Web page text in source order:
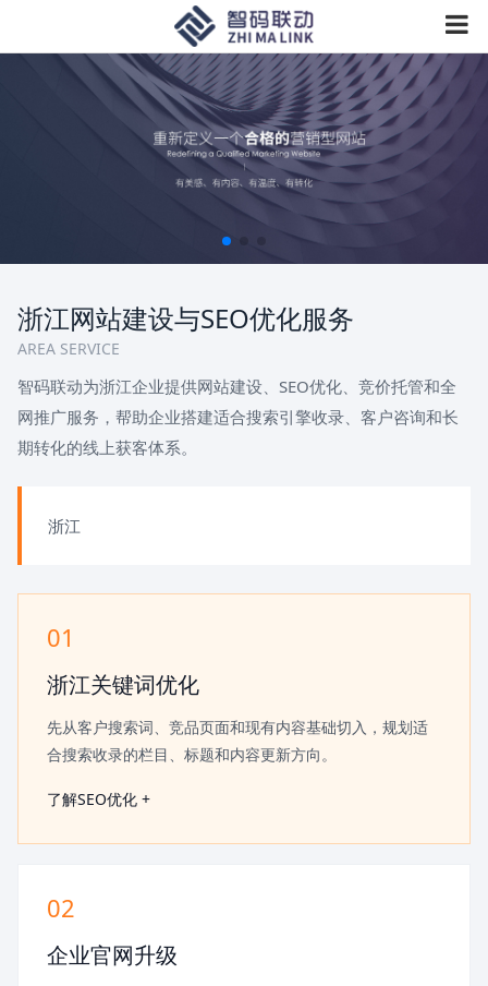
浙江网站建设与SEO优化服务
AREA SERVICE
智码联动为浙江企业提供网站建设、SEO优化、竞价托管和全
网推广服务，帮助企业搭建适合搜索引擎收录、客户咨询和长
期转化的线上获客体系。
浙江
01
浙江关键词优化
先从客户搜索词、竞品页面和现有内容基础切入，规划适
合搜索收录的栏目、标题和内容更新方向。
了解SEO优化 +
02
企业官网升级